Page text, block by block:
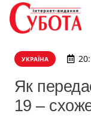
УКРАЇНА
Як
19 –